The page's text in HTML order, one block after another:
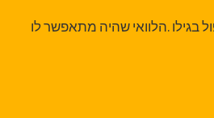
בגילו .הלוואי שהיה מתאפשר לו